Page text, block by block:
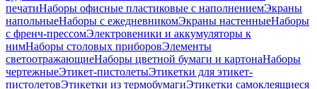
печатиНаборы офисные пластиковые с наполнениемЭкраны
напольныеНаборы с ежедневникомЭкраны настенныеНаборы
с френч-прессомЭлектровеники и аккумуляторы к
нимНаборы столовых приборовЭлементы
светоотражающиеНаборы цветной бумаги и картонаНаборы
чертежныеЭтикет-пистолетыЭтикетки для этикет-
пистолетовЭтикетки из термобумагиЭтикетки самоклеящиеся